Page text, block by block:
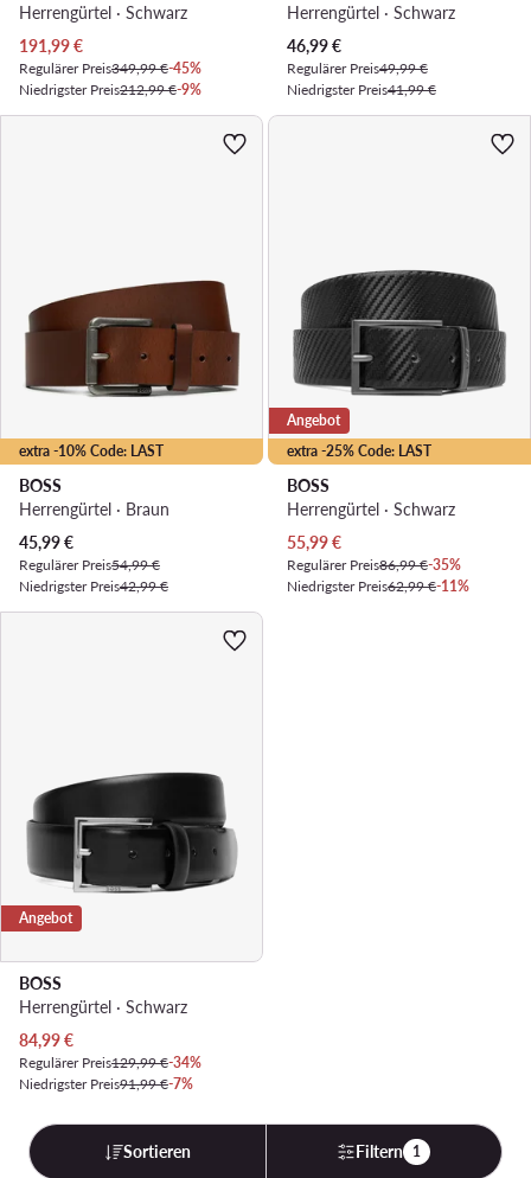
Herrengürtel · Schwarz
Aktueller Preis
191,99€
Regulärer Preis349,99 €-45%
Niedrigster Preis212,99 €-9%
Herrengürtel · Schwarz
Aktueller Preis
46,99€
Regulärer Preis49,99 €
Niedrigster Preis41,99 €
extra -10% Code: LAST
BOSS
Herrengürtel · Braun
Aktueller Preis
45,99€
Regulärer Preis54,99 €
Niedrigster Preis42,99 €
extra -25% Code: LAST
Angebot
BOSS
Herrengürtel · Schwarz
Aktueller Preis
55,99€
Regulärer Preis86,99 €-35%
Niedrigster Preis62,99 €-11%
Angebot
BOSS
Herrengürtel · Schwarz
Aktueller Preis
84,99€
Regulärer Preis129,99 €-34%
Niedrigster Preis91,99 €-7%
Sortieren Filtern 1